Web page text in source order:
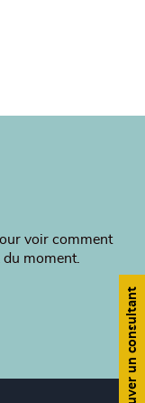
voir comment
moment.
Trouver un consultant